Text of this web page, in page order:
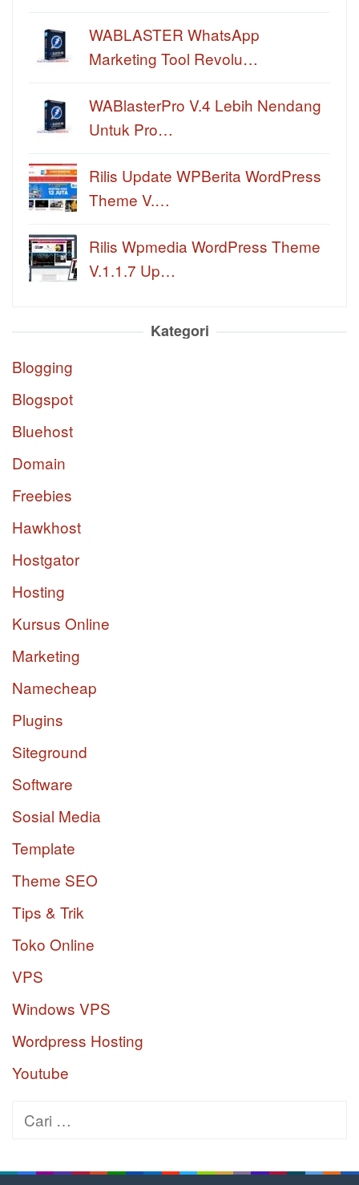
WABLASTER WhatsApp
Marketing Tool Revolu…
WABlasterPro V.4 Lebih Nendang
Untuk Pro…
Rilis Update WPBerita WordPress
Theme V.…
Rilis Wpmedia WordPress Theme
V.1.1.7 Up…
Kategori
Blogging
Blogspot
Bluehost
Domain
Freebies
Hawkhost
Hostgator
Hosting
Kursus Online
Marketing
Namecheap
Plugins
Siteground
Software
Sosial Media
Template
Theme SEO
Tips & Trik
Toko Online
VPS
Windows VPS
Wordpress Hosting
Youtube
Cari